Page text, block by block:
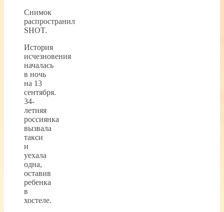
Снимок
распространил
SHOT.
История
исчезновения
началась
в ночь
на 13
сентября.
34-
летняя
россиянка
вызвала
такси
и
уехала
одна,
оставив
ребенка
в
хостеле.